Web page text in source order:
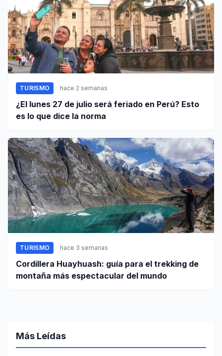
TURISMO hace 2 semanas
¿El lunes 27 de julio será feriado en Perú? Esto
es lo que dice la norma
TURISMO hace 3 semanas
Cordillera Huayhuash: guía para el trekking de
montaña más espectacular del mundo
Más Leídas